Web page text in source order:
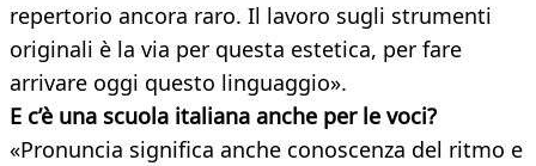
repertorio ancora raro. Il lavoro sugli strumenti
originali è la via per questa estetica, per fare
arrivare oggi questo linguaggio».
E c’è una scuola italiana anche per le voci?
«Pronuncia significa anche conoscenza del ritmo e